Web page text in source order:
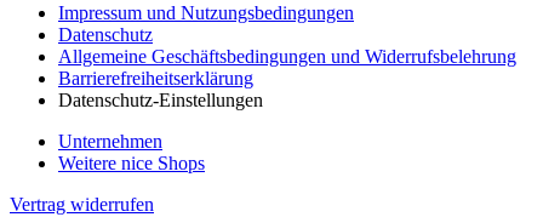
Impressum und Nutzungsbedingungen
Datenschutz
Allgemeine Geschäftsbedingungen und Widerrufsbelehrung
Barrierefreiheitserklärung
Datenschutz-Einstellungen
Unternehmen
Weitere nice Shops
Vertrag widerrufen